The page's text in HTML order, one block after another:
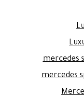
mercedes
mercedes